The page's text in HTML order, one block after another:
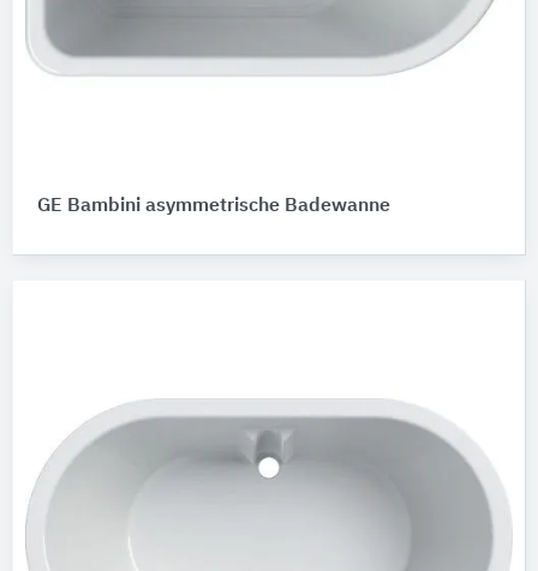
GE Bambini asymmetrische Badewanne